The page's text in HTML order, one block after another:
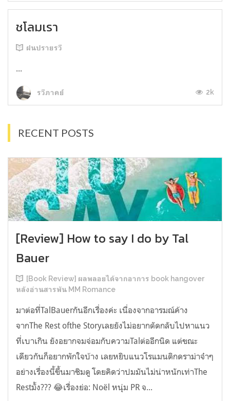
ชโลมเรา
ฝนปรายรวี
...
รวีภาคย์ 2k
RECENT POSTS
[Review] How to say I do by Tal
Bauer
[Book Review] ผลพลอยได้จากอาการ book hangover
หลังอ่านสารพัน MM Romance
มาต่อที่TalBauerกันอีกเรื่องค่ะ เนื่องจากอารมณ์ค้าง
จากThe Rest ofthe Storyเลยยังไม่อยากตัดกลับไปหาแนว
ที่เบาเกิน ยังอยากจมจ่อมกับความTalต่ออีกนิด แต่ขณะ
เดียวกันก็อยากพักใจบ้าง เลยหยิบแนวโรแมนติกดราม่าจ๋าๆ
อย่างเรื่องนี้ขึ้นมาชิมดู โดยคิดว่าปมมันไม่น่าหนักเท่าThe
Restมั้ง??? 😂เรื่องย่อ: Noël หนุ่ม PR จ...